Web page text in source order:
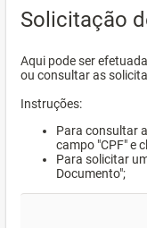
Solicitação
Aqui pode ser
ou consultar as
Instruções:
Para consultar
campo "CPF" e
Para solicitar
Documento";